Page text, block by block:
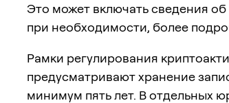
Это может включать сведения
при необходимости, более
Рамки регулирования
предусматривают хранение
минимум пять лет. В отдельных